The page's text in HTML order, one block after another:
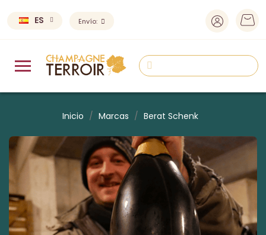
ES Envío:
Inicio Marcas Berat Schenk